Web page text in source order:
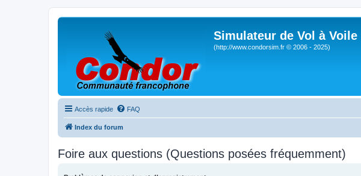
Simulateur de Vol à Voile
(http://www.condorsim.fr © 2006 - 2025)
Accès rapide FAQ
Index du forum
Foire aux questions (Questions posées fréquemment)